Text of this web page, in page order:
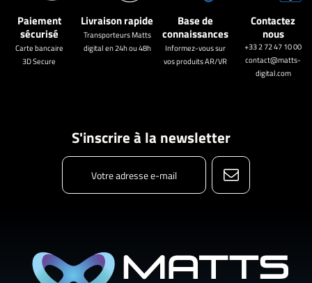
Paiement
sécurisé
Carte bancaire
3D Secure
Livraison rapide
Transporteurs Matts
digital en 24h ou 48h
Base de
connaissances
Informez-vous sur
vos produits AR/VR
Contactez
nous
+33 2 72 47 10 00
contact@matts-
digital.com
S'inscrire à la newsletter